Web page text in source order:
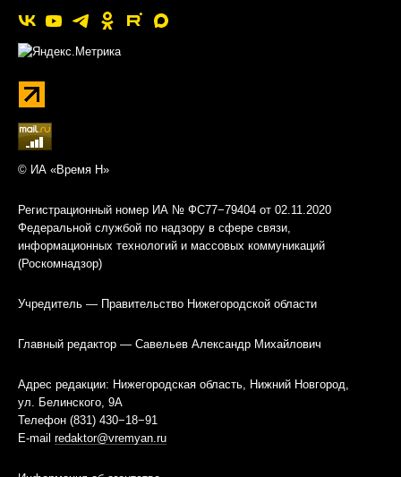
© ИА «Время Н»
Регистрационный номер ИА № ФС77−79404 от 02.11.2020
Федеральной службой по надзору в сфере связи,
информационных технологий и массовых коммуникаций
(Роскомнадзор)
Учредитель — Правительство Нижегородской области
Главный редактор — Савельев Александр Михайлович
Адрес редакции: Нижегородская область, Нижний Новгород,
ул. Белинского, 9А
Телефон (831) 430−18−91
E-mail redaktor@vremyan.ru